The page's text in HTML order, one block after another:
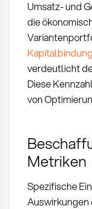
Umsatz- und
die
verdeutlicht
Diese
von
Metriken
Spezifische
Auswirkungen